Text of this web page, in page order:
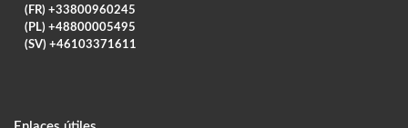
(FR) +33800960245
(PL) +48800005495
(SV) +46103371611